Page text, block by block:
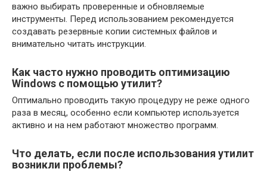
важно выбирать проверенные и обновляемые
инструменты. Перед использованием рекомендуется
создавать резервные копии системных файлов и
внимательно читать инструкции.
Как часто нужно проводить оптимизацию
Windows с помощью утилит?
Оптимально проводить такую процедуру не реже одного
раза в месяц, особенно если компьютер используется
активно и на нем работают множество программ.
Что делать, если после использования утилит
возникли проблемы?